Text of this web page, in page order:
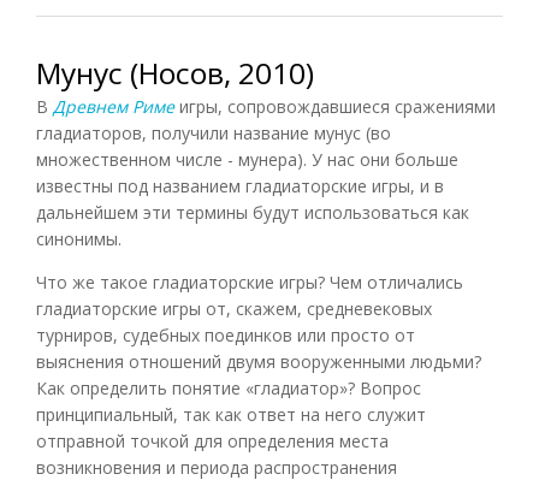
Мунус (Носов, 2010)
В Древнем Римеигры, сопровождавшиеся сражениями
гладиаторов, получили название мунус (во
множественном числе - мунера). У нас они больше
известны под названием гладиаторские игры, и в
дальнейшем эти термины будут использоваться как
синонимы.
Что же такое гладиаторские игры? Чем отличались
гладиаторские игры от, скажем, средневековых
турниров, судебных поединков или просто от
выяснения отношений двумя вооруженными людьми?
Как определить понятие «гладиатор»? Вопрос
принципиальный, так как ответ на него служит
отправной точкой для определения места
возникновения и периода распространения